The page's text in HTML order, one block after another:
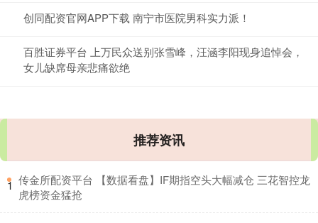
创同配资官网APP下载 南宁市医院男科实力派！
百胜证券平台 上万民众送别张雪峰，汪涵李阳现身追悼会，
女儿缺席母亲悲痛欲绝
推荐资讯
1 ​传金所配资平台 【数据看盘】IF期指空头大幅减仓 三花智控龙
虎榜资金猛抢